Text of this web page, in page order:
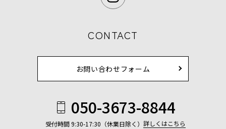
CONTACT
お問い合わせフォーム
050-3673-8844
受付時間 9:30-17:30（休業日除く） 詳しくはこちら